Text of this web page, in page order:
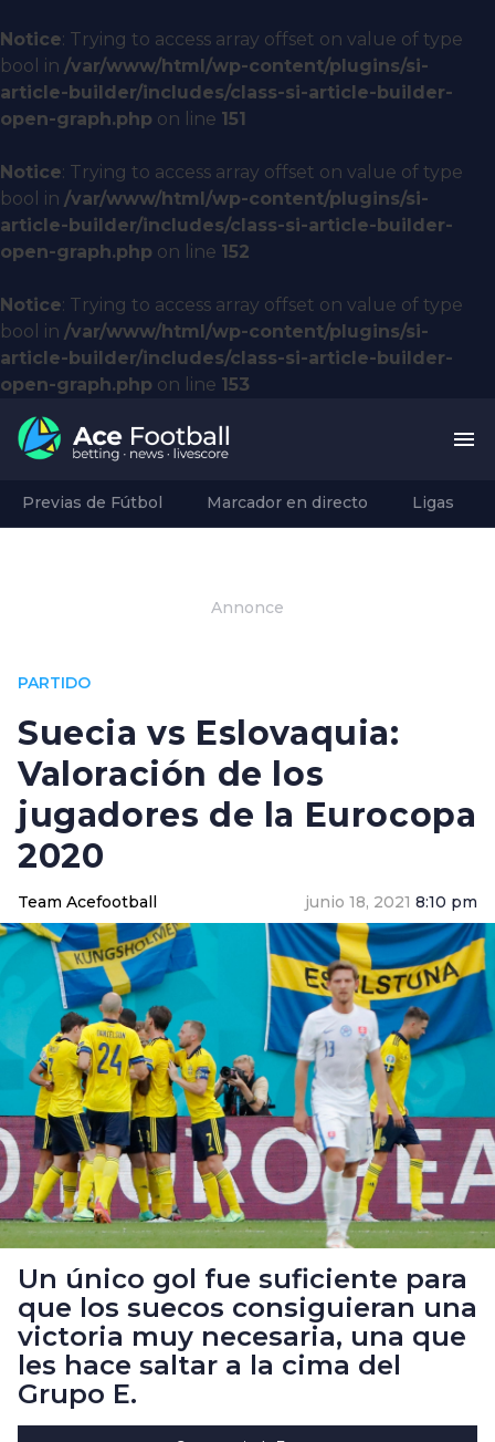
Notice: Trying to access array offset on value of type
bool in /var/www/html/wp-content/plugins/si-
article-builder/includes/class-si-article-builder-
open-graph.php on line 151
Notice: Trying to access array offset on value of type
bool in /var/www/html/wp-content/plugins/si-
article-builder/includes/class-si-article-builder-
open-graph.php on line 152
Notice: Trying to access array offset on value of type
bool in /var/www/html/wp-content/plugins/si-
article-builder/includes/class-si-article-builder-
open-graph.php on line 153
Previas de Fútbol Marcador en directo Ligas
Annonce
PARTIDO
Suecia vs Eslovaquia:
Valoración de los
jugadores de la Eurocopa
2020
Team Acefootball junio 18, 2021 8:10 pm
Un único gol fue suficiente para
que los suecos consiguieran una
victoria muy necesaria, una que
les hace saltar a la cima del
Grupo E.